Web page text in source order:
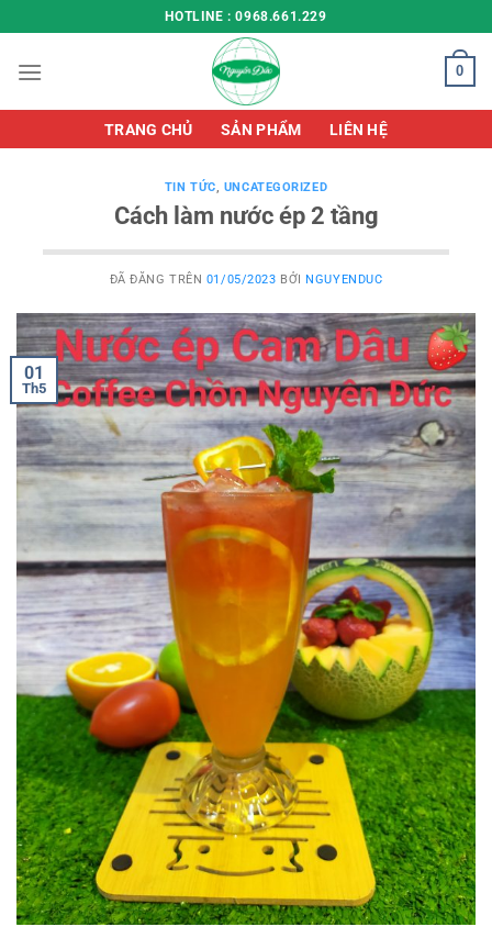
đến
nội
HOTLINE : 0968.661.229
0
TRANG CHỦ SẢN PHẨM LIÊN HỆ
TIN TỨC, UNCATEGORIZED
Cách làm nước ép 2 tầng
ĐÃ ĐĂNG TRÊN 01/05/2023 BỞI NGUYENDUC
01
Th5